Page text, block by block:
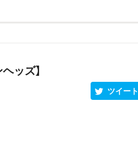
ッズ】
ツイート